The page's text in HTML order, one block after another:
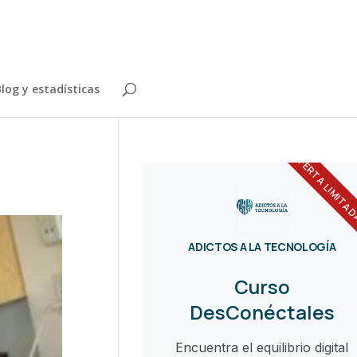
y estadísticas
OFERTA
ADICTOS A LA TECNOLOGÍA
Curso
DesConéctales
Encuentra el equilibrio digital